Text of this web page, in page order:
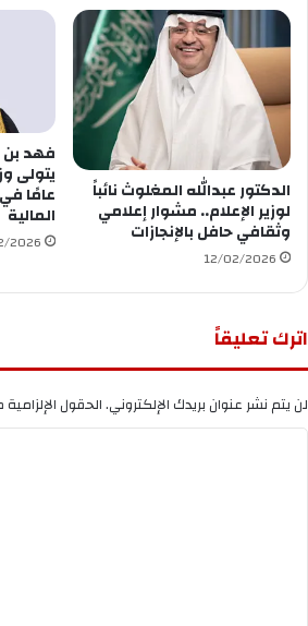
الدكتور عبدالله المغلوث نائباً
لوزير الإعلام.. مشوار إعلامي
وثقافي حافل بالإنجازات
12/02/2026
فهد بن
عامًا
المالية
2026
اترك تعليقاً
لن يتم نشر عنوان بريدك الإلكتروني.الحقول الإلزامية